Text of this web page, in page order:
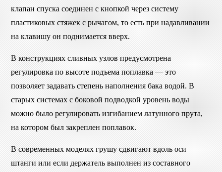
клапан спуска соединен с кнопкой через систему
пластиковых стяжек с рычагом, то есть при надавливании
на клавишу он поднимается вверх.
В конструкциях сливных узлов предусмотрена
регулировка по высоте подъема поплавка — это
позволяет задавать степень наполнения бака водой. В
старых системах с боковой подводкой уровень воды
можно было регулировать изгибанием латунного прута,
на котором был закреплен поплавок.
В современных моделях грушу сдвигают вдоль оси
штанги или если держатель выполнен из составного